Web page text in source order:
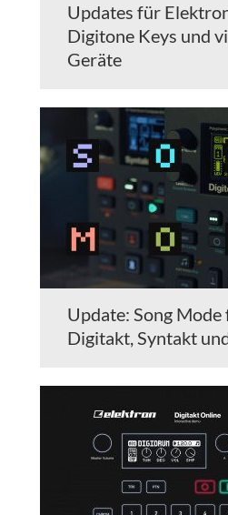
Updates für
Digitone Keys und
Geräte
Update: Song
Digitakt, Syntakt